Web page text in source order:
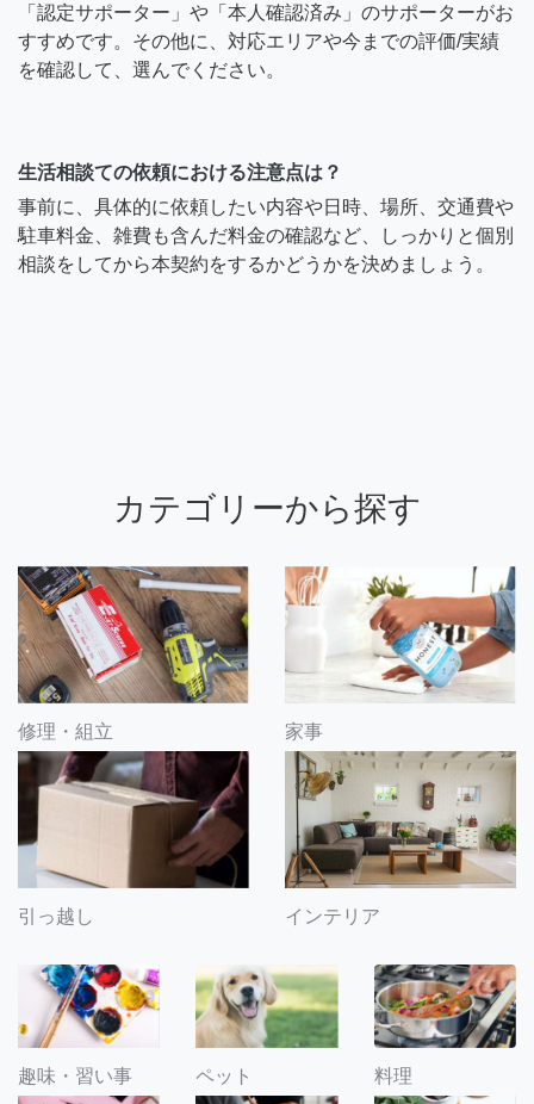
「認定サポーター」や「本人確認済み」のサポーターがお
すすめです。その他に、対応エリアや今までの評価/実績
を確認して、選んでください。
生活相談ての依頼における注意点は？
事前に、具体的に依頼したい内容や日時、場所、交通費や
駐車料金、雑費も含んだ料金の確認など、しっかりと個別
相談をしてから本契約をするかどうかを決めましょう。
カテゴリーから探す
修理・組立 家事
引っ越し インテリア
趣味・習い事 ペット 料理